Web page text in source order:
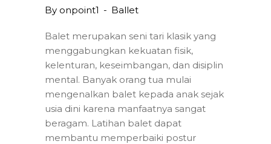
By onpoint1 Ballet
Balet merupakan seni tari klasik yang
menggabungkan kekuatan fisik,
kelenturan, keseimbangan, dan disiplin
mental. Banyak orang tua mulai
mengenalkan balet kepada anak sejak
usia dini karena manfaatnya sangat
beragam. Latihan balet dapat
membantu memperbaiki postur